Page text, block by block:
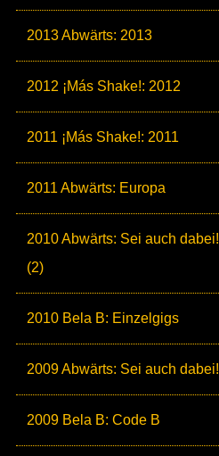
2013 Abwärts: 2013
2012 ¡Más Shake!: 2012
2011 ¡Más Shake!: 2011
2011 Abwärts: Europa
2010 Abwärts: Sei auch dabei!
(2)
2010 Bela B: Einzelgigs
2009 Abwärts: Sei auch dabei!
2009 Bela B: Code B